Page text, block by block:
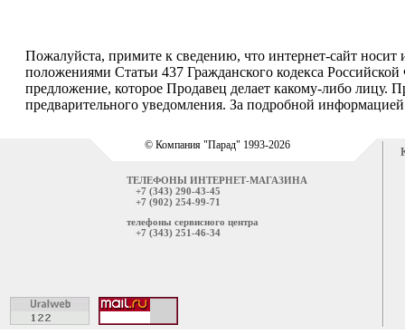
Пожалуйста, примите к сведению, что интернет-сайт
положениями Статьи 437 Гражданского кодекса
предложение, которое Продавец делает какому-либо лицу.
предварительного уведомления. За подробной
© Компания "Парад" 1993-2026
ТЕЛЕФОНЫ ИНТЕРНЕТ-МАГАЗИНА
+7 (343) 290-43-45
+7 (902) 254-99-71
телефоны сервисного центра
+7 (343) 251-46-34